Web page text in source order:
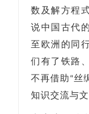
数及解方程
说中国古代
至欧洲的同
们有了铁路
不再借助“丝
知识交流与